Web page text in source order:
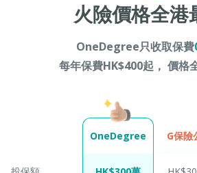
火險價格全港
OneDegree只收取保費
每年保費HK$400起， 價格
OneDegree G保險